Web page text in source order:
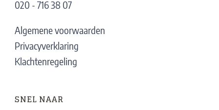
020 - 716 38 07
Algemene voorwaarden
Privacyverklaring
Klachtenregeling
SNEL NAAR